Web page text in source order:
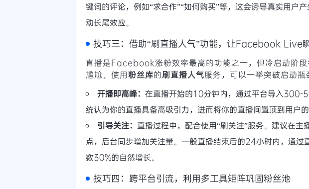
键词的评论，例如“求合作”“如何购买”等，这会诱导真实用户
动长尾效应。
技巧三：借助“刷直播人气”功能，让Facebook Live
直播是Facebook涨粉效率最高的功能之一，但冷启动阶段
尴尬。使用粉丝库的刷直播人气服务，可以一举突破启动瓶
开播即高峰： 在直播开始的10分钟内，通过平台导入300-
统认为你的直播具备高吸引力，进而将你的直播间置顶到用户的
引导关注： 直播过程中，配合使用“刷关注”服务。建议在主
点，后台同步增加关注量。一般直播结束后的24小时内，通过
数30%的自然增长。
技巧四：跨平台引流，利用多工具矩阵巩固粉丝池